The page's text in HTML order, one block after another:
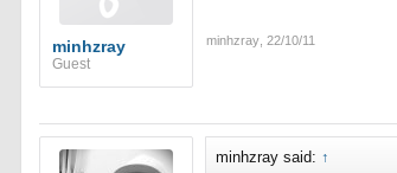
minhzray
Guest
minhzray 22/10/11
minhzray said: ↑